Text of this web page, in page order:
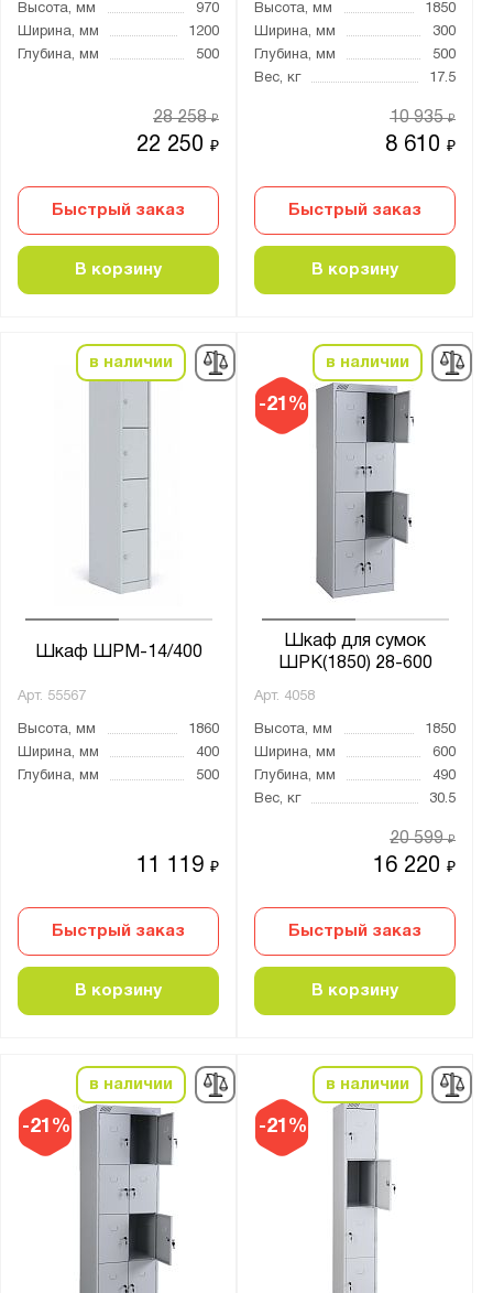
Высота, мм
970
Ширина, мм
1200
Глубина, мм
500
22 250₽
28 258₽
Быстрый заказ
В корзину
Высота, мм
1850
Ширина, мм
300
Глубина, мм
500
Вес, кг
17.5
8 610₽
10 935₽
Быстрый заказ
В корзину
в наличии
Шкаф ШРМ-14/400
Арт. 55567
Высота, мм
1860
Ширина, мм
400
Глубина, мм
500
11 119₽
Быстрый заказ
В корзину
-21%
в наличии
Шкаф для сумок
ШРК(1850) 28-600
Арт. 4058
Высота, мм
1850
Ширина, мм
600
Глубина, мм
490
Вес, кг
30.5
16 220₽
20 599₽
Быстрый заказ
В корзину
-21%
в наличии
-21%
в наличии